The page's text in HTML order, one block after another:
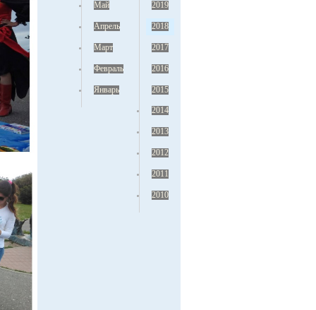
2019
2018
2017
2016
2015
2014
2013
2012
2011
2010
Май
Апрель
Март
Февраль
Январь